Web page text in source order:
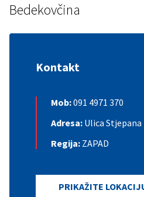
Bedekovčina
Kontakt
Mob:091 4971 370
Adresa: Ulica Stjepana
Regija: ZAPAD
PRIKAŽITE